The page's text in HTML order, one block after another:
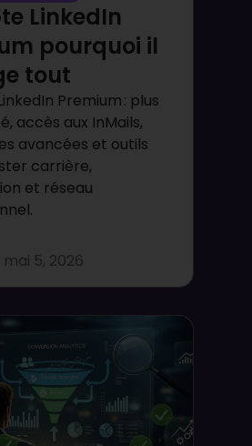
LinkedIn
pourquoi il
tout
Premium : plus
accès aux InMails,
avancées et outils
carrière,
et réseau
mai 5, 2026